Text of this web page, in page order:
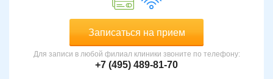
Записаться на прием
Для записи в любой филиал клиники звоните по телефону:
+7 (495) 489-81-70